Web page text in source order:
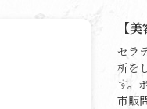
【
セラ
析を
す。
市販